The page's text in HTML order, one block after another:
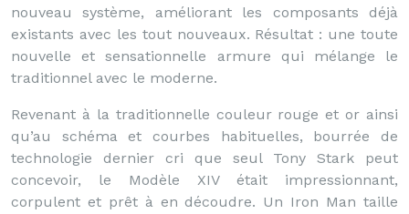
nouveau système, améliorant les composants déjà
existants avec les tout nouveaux. Résultat : une toute
nouvelle et sensationnelle armure qui mélange le
traditionnel avec le moderne.
Revenant à la traditionnelle couleur rouge et or ainsi
qu’au schéma et courbes habituelles, bourrée de
technologie dernier cri que seul Tony Stark peut
concevoir, le Modèle XIV était impressionnant,
corpulent et prêt à en découdre. Un Iron Man taille